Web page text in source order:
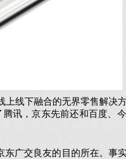
上线下融合的无界零售解决
讯，京东先前还和百度、
东广交良友的目的所在。事